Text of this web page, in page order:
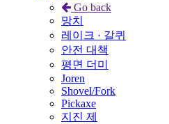
Go back
망치
레이크 · 갈퀴
안전 대책
평면 더미
Joren
Shovel/Fork
Pickaxe
지진 제